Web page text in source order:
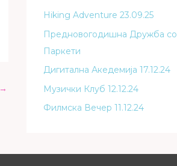
→
Hiking Adventure 23.09.25
Предновогодишна Дружба со
Паркети
Дигитална Акедемија 17.12.24
Музички Клуб 12.12.24
Филмска Вечер 11.12.24